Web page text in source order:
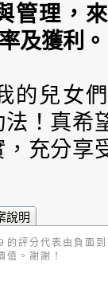
管理，
及獲利。
的兒女
！真希
充分享
說明
的評分代表由負面
值。謝謝！